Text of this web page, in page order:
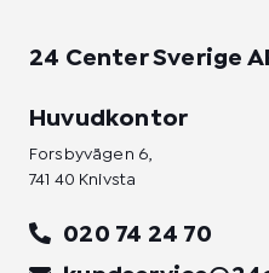
24 Center Sverige
Huvudkontor
Forsbyvägen 6,
741 40 Knivsta
020 74 24 70